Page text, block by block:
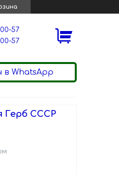
57
57
в WhatsApp
Герб СССР